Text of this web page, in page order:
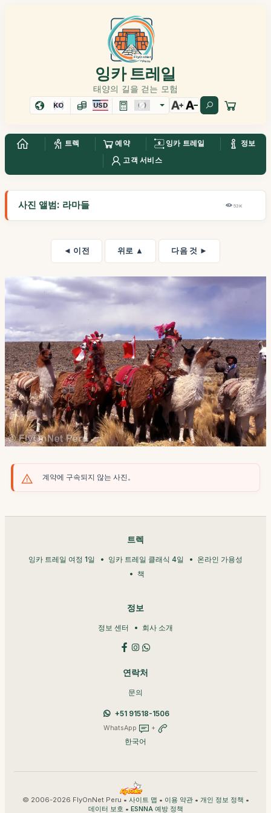
잉카 트레일
태양의 길을 걷는 모험
KO USD
트렉 예약 잉카 트레일
정보
고객 서비스
사진 앨범: 라마들 53K
◄ 이전 위로 ▲ 다음 것 ►
계약에 구속되지 않는 사진。
트렉
잉카 트레일 여정 1일 잉카 트레일 클래식 4일
온라인 가용성
책
정보
정보 센터 회사 소개
연락처
문의
+51 91518-1506
WhatsApp +
한국어
© 2006-2026 FlyOnNet Peru • 사이트 맵 • 이용 약관• 개인 정보 정책 •
데이터 보호 • ESNNA 예방 정책